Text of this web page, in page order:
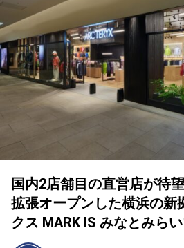
国内2店舗目の直営店が待
拡張オープンした横浜の新
クス MARK IS みなとみら